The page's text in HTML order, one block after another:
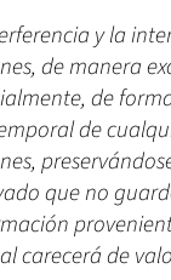
y la
de manera
de
de
que no
carecerá de